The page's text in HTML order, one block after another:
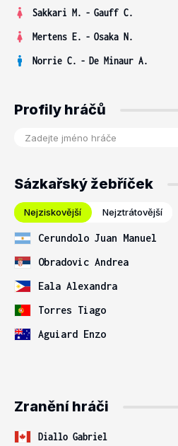
Sakkari M. - Gauff C.
Mertens E. - Osaka N.
Norrie C. - De Minaur A.
Profily hráčů
Sázkařský žebříček
Nejziskovější Nejztrátovější
Cerundolo Juan Manuel
Obradovic Andrea
Eala Alexandra
Torres Tiago
Aguiard Enzo
Zranění hráči
Diallo Gabriel